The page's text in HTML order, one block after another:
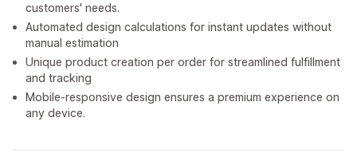
customers' needs.
Automated design calculations for instant updates without
manual estimation
Unique product creation per order for streamlined fulfillment
and tracking
Mobile-responsive design ensures a premium experience on
any device.